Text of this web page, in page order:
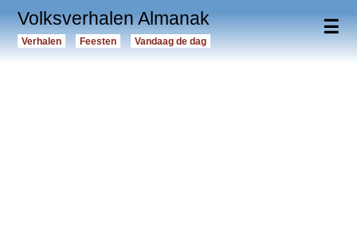
☰
Volksverhalen Almanak
Verhalen Feesten Vandaag de dag